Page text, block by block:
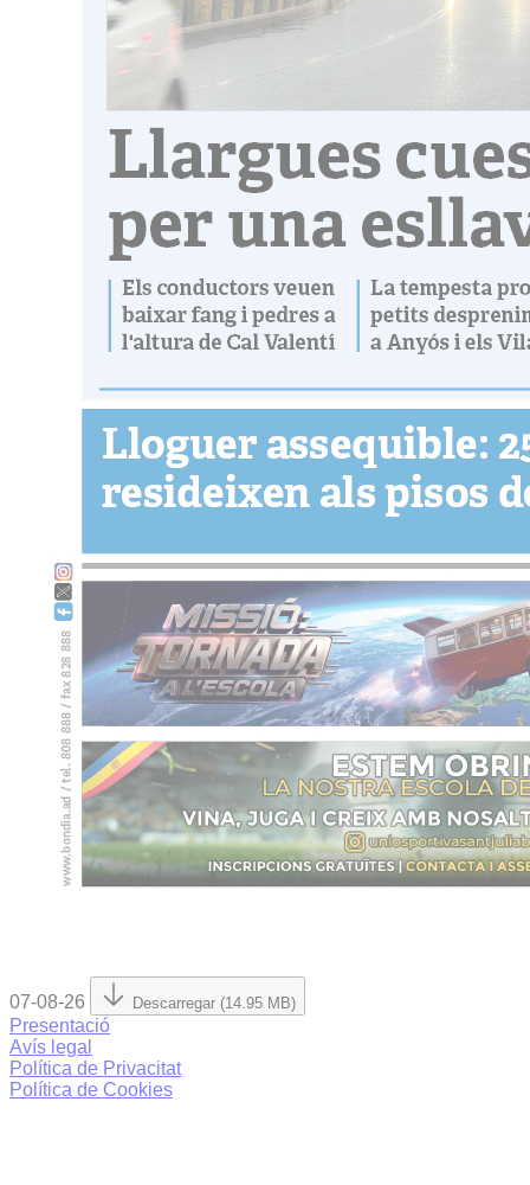
07-08-26 Descarregar (14.95 MB)
Presentació
Avís legal
Política de Privacitat
Política de Cookies